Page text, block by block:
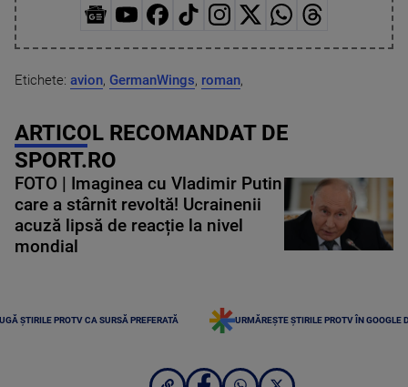
Etichete: avion, GermanWings, roman,
ARTICOL RECOMANDAT DE
SPORT.RO
FOTO | Imaginea cu Vladimir Putin
care a stârnit revoltă! Ucrainenii
acuză lipsă de reacție la nivel
mondial
ȘTIRILE PROTV CA SURSĂ PREFERATĂ URMĂREȘTE ȘTIRILE PROTV ÎN GOOGLE